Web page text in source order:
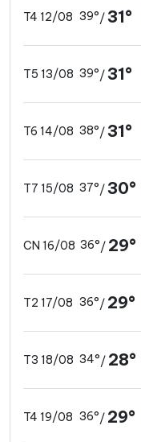
T4 12/08 39°/31°
T5 13/08 39°/31°
T6 14/08 38°/31°
T7 15/08 37°/30°
CN 16/08 36°/ 29°
T2 17/08 36°/ 29°
T3 18/08 34°/ 28°
T4 19/08 36°/ 29°